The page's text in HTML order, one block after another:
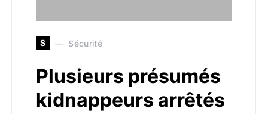
S Sécurité
Plusieurs présumés
kidnappeurs arrêtés